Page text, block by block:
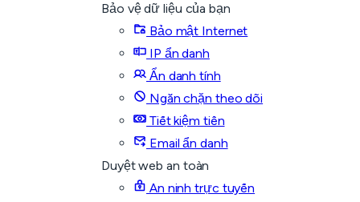
Bảo vệ dữ liệu của bạn
Bảo mật Internet
IP ẩn danh
Ẩn danh tính
Ngăn chặn theo dõi
Tiết kiệm tiền
Email ẩn danh
Duyệt web an toàn
An ninh trực tuyến